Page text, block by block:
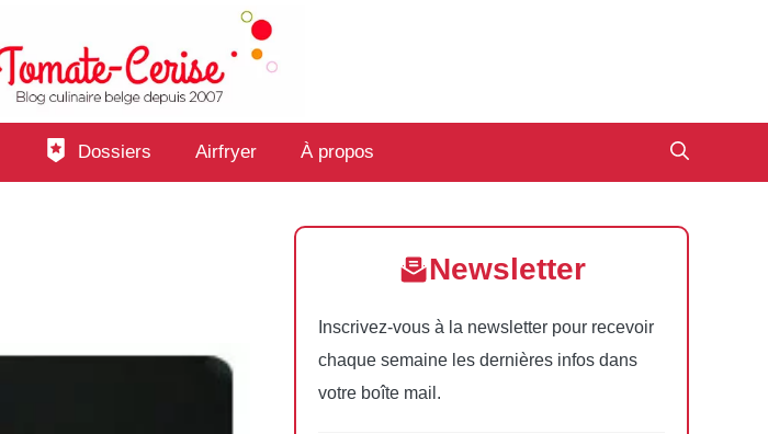
Dossiers Airfryer À propos
Newsletter
Inscrivez-vous à la newsletter pour recevoir
chaque semaine les dernières infos dans
votre boîte mail.